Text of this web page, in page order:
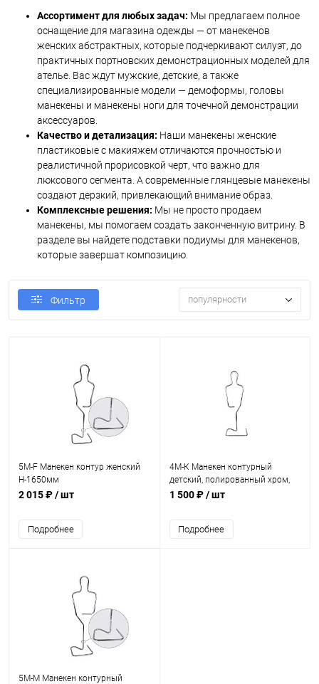
Ассортимент для любых задач: Мы предлагаем полное
оснащение для магазина одежды — от манекенов
женских абстрактных, которые подчеркивают силуэт, до
практичных портновских демонстрационных моделей для
ателье. Вас ждут мужские, детские, а также
специализированные модели — демоформы, головы
манекены и манекены ноги для точечной демонстрации
аксессуаров.
Качество и детализация: Наши манекены женские
пластиковые с макияжем отличаются прочностью и
реалистичной прорисовкой черт, что важно для
люксового сегмента. А современные глянцевые манекены
создают дерзкий, привлекающий внимание образ.
Комплексные решения: Мы не просто продаем
манекены, мы помогаем создать законченную витрину. В
разделе вы найдете подставки подиумы для манекенов,
которые завершат композицию.
Фильтр популярности
5M-F Манекен контур женский
H-1650мм
2 015 ₽/ шт
Подробнее
4М-К Манекен контурный
детский, полированный хром,
Н=1280 мм
1 500 ₽/ шт
Подробнее
5M-M Манекен контурный